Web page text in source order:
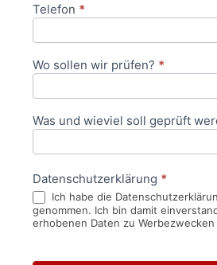
Telefon *
Wo sollen wir prüfen? *
Was und wieviel soll geprüft
Datenschutzerklärung *
Ich habe die
genommen. Ich bin damit
erhobenen Daten zu